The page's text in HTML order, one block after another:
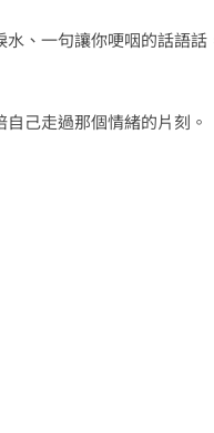
、一句讓你哽咽的話語
己走過那個情緒的片刻。